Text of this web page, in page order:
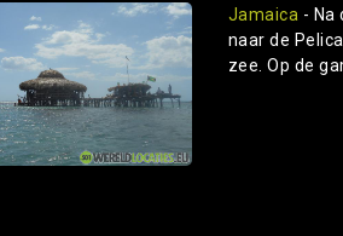
Jamaica - Na
naar de
zee. Op de